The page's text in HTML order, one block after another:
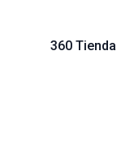
360 Tienda